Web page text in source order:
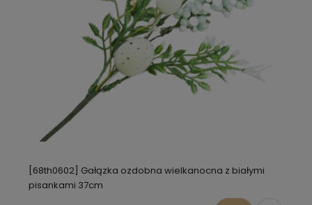
[68th0602] Gałązka ozdobna wielkanocna z białymi
pisankami 37cm